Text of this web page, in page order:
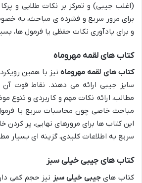
(اغلب جیبی) و تمرکز بر نکات طلایی و
برای مرور سریع و فشرده ی مباحث، به
و برای یادآوری نکات حفظی یا فرمول ها،
کتاب های لقمه مهروماه
کتاب های لقمه مهروماهنیز با همین
سایز جیبی ارائه می دهند. نقاط قوت
مطالب، ارائه نکات مهم و کاربردی و تنوع
مباحث خاصی چون محاسبات سریع یا
این کتاب ها برای مرورهای نهایی، پر
سریع به اطلاعات کلیدی، گزینه ای بسیار
کتاب های جیبی خیلی سبز
کتاب هایجیبی خیلی سبز نیز حجم کمی